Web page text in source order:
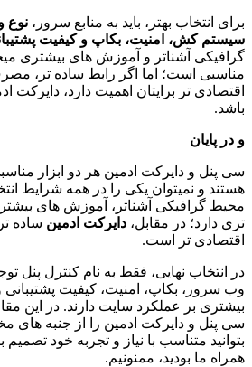
برای انتخاب بهتر، باید به منابع سرور،
سیستم کش، امنیت، بکاپ و کیفیت
گرافیکی آشناتر و آموزش های بیشتری
مناسبی است؛ اما اگر رابط ساده تر،
اقتصادی تر برایتان اهمیت دارد، دایرکت
باشد.
و در پایان
سی پنل و دایرکت ادمین هر دو ابزار
هستند و نمیتوان یکی را در همه شرایط
محیط گرافیکی آشناتر، آموزش های
تری دارد؛ در مقابل، دایرکت ادمین ساده
اقتصادی تر است.
در انتخاب نهایی، فقط به نام کنترل پنل
وب سرور، بکاپ، امنیت، کیفیت پشتیبانی و
بیشتری بر عملکرد سایت دارند. در این
سی پنل و دایرکت ادمین را از جنبه های
بتوانید متناسب با نیاز و تجربه خود تصمیم
همراه ما بودید، ممنونیم.